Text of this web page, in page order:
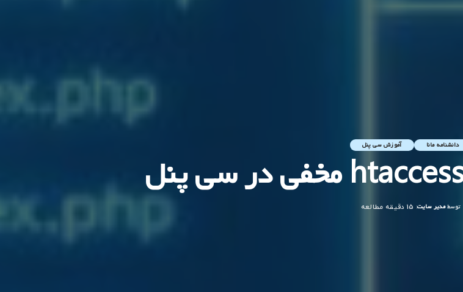
دانشنامه مانا آموزش سی پنل
توسطمدیر سایت 15 دقیقه مطالعه